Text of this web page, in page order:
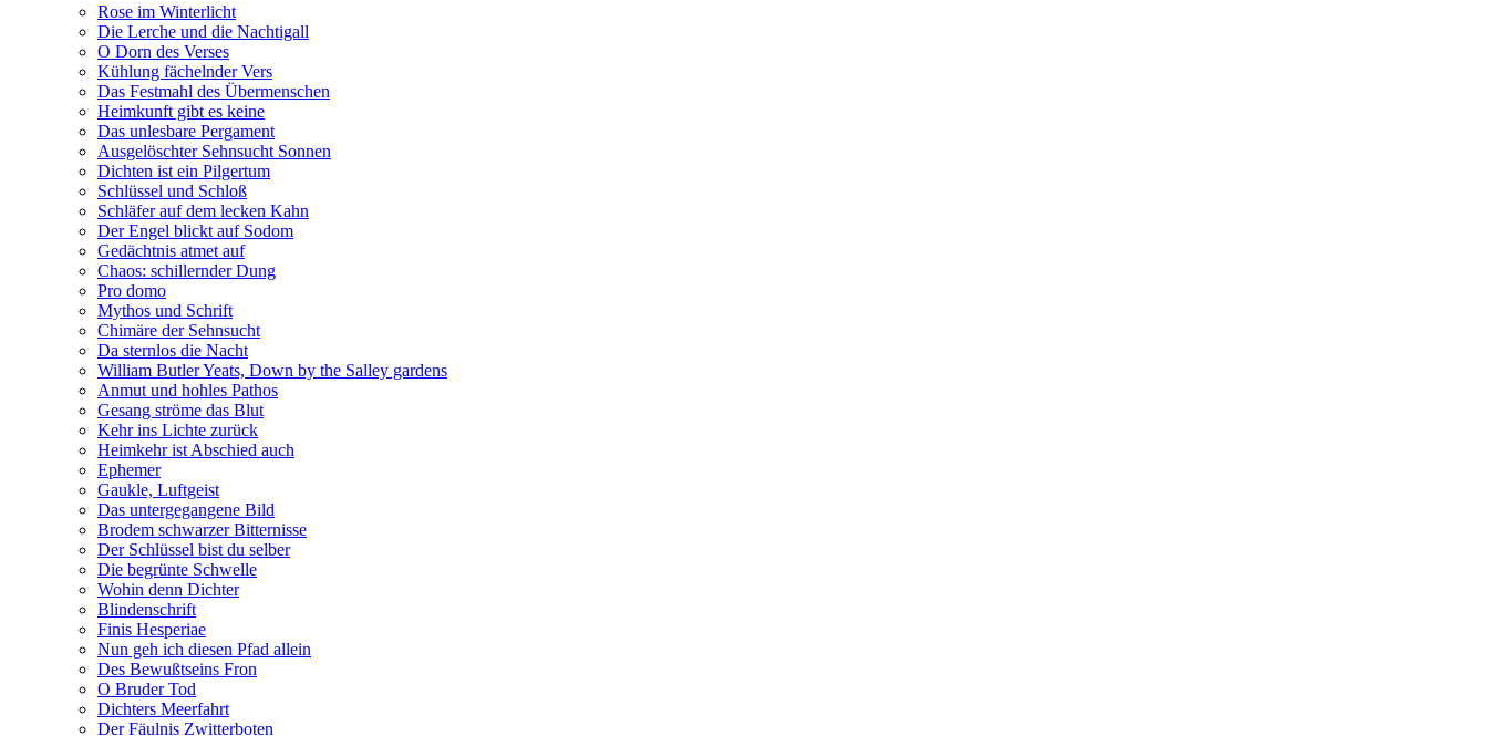
Rose im Winterlicht
Die Lerche und die Nachtigall
O Dorn des Verses
Kühlung fächelnder Vers
Das Festmahl des Übermenschen
Heimkunft gibt es keine
Das unlesbare Pergament
Ausgelöschter Sehnsucht Sonnen
Dichten ist ein Pilgertum
Schlüssel und Schloß
Schläfer auf dem lecken Kahn
Der Engel blickt auf Sodom
Gedächtnis atmet auf
Chaos: schillernder Dung
Pro domo
Mythos und Schrift
Chimäre der Sehnsucht
Da sternlos die Nacht
William Butler Yeats, Down by the Salley gardens
Anmut und hohles Pathos
Gesang ströme das Blut
Kehr ins Lichte zurück
Heimkehr ist Abschied auch
Ephemer
Gaukle, Luftgeist
Das untergegangene Bild
Brodem schwarzer Bitternisse
Der Schlüssel bist du selber
Die begrünte Schwelle
Wohin denn Dichter
Blindenschrift
Finis Hesperiae
Nun geh ich diesen Pfad allein
Des Bewußtseins Fron
O Bruder Tod
Dichters Meerfahrt
Der Fäulnis Zwitterboten